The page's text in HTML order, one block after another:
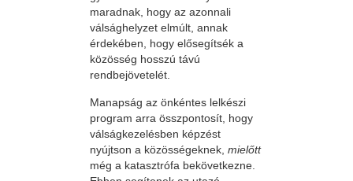
maradnak, hogy az azonnali
válsághelyzet elmúlt, annak
érdekében, hogy elősegítsék a
közösség hosszú távú
rendbejövetelét.
Manapság az önkéntes lelkészi
program arra összpontosít, hogy
válságkezelésben képzést
nyújtson a közösségeknek, mielőtt
még a katasztrófa bekövetkezne.